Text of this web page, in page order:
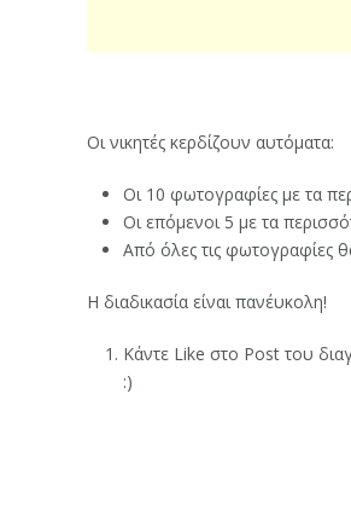
Οι νικητές κερδίζουν αυτόματα:
Οι 10 φωτογραφίες με τα
Οι επόμενοι 5 με τα
Από όλες τις φωτογραφίες
Η διαδικασία είναι πανέυκολη!
Κάντε Like στο Post του
:)